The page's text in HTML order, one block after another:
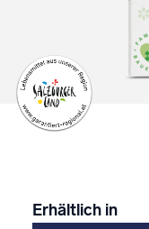
Erhältlich in